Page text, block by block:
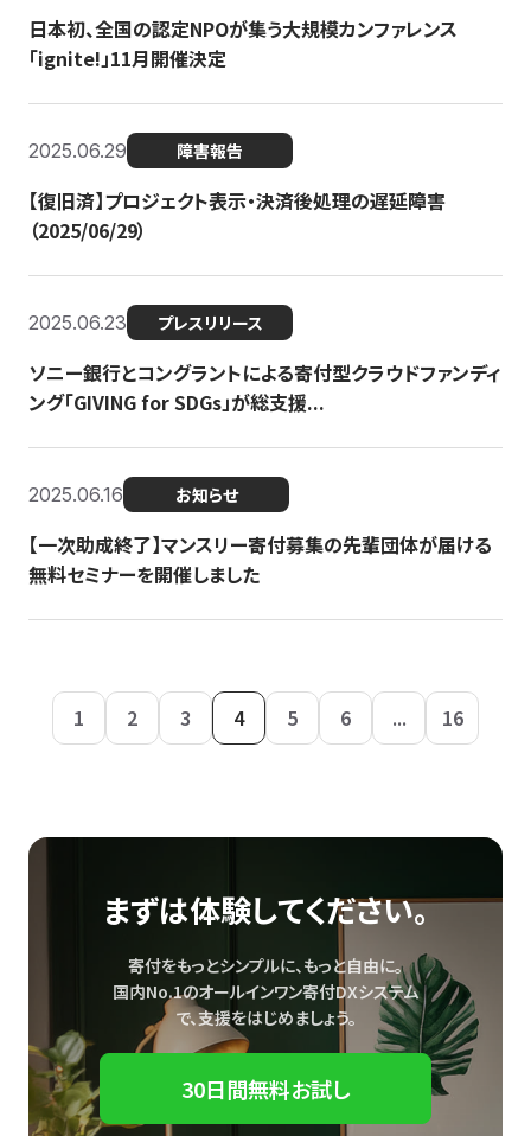
日本初、全国の認定NPOが集う大規模カンファレンス
「ignite!」11月開催決定
2025.06.29 障害報告
【復旧済】プロジェクト表示・決済後処理の遅延障害
（2025/06/29）
2025.06.23 プレスリリース
ソニー銀行とコングラントによる寄付型クラウドファンディ
ング「GIVING for SDGs」が総支援...
2025.06.16 お知らせ
【一次助成終了】マンスリー寄付募集の先輩団体が届ける
無料セミナーを開催しました
1 2 3 4 5 6 ... 16
まずは体験してください。
寄付をもっとシンプルに、もっと自由に。
国内No.1のオールインワン寄付DXシステム
で、支援をはじめましょう。
30日間無料お試し